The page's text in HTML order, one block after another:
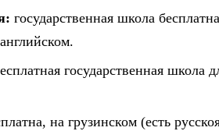
государственная школа
государственная школа
на грузинском (есть